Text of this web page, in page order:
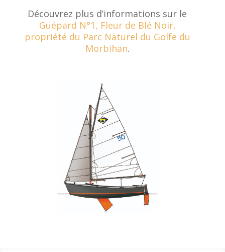
Découvrez plus d’informations sur le
Guépard N°1, Fleur de Blé Noir,
propriété du Parc Naturel du Golfe du
Morbihan.